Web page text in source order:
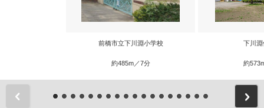
前橋市立下川淵小学校
約485m／7分
下川淵
約